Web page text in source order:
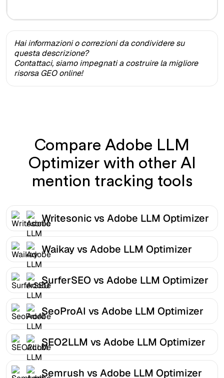
Hai informazioni o correzioni da condividere su
questa descrizione?
Contattaci, siamo impegnati a costruire la migliore
risorsa GEO online!
Compare Adobe LLM
Optimizer with other AI
mention tracking tools
Writesonic vs Adobe LLM Optimizer
Waikay vs Adobe LLM Optimizer
SurferSEO vs Adobe LLM Optimizer
SeoProAI vs Adobe LLM Optimizer
SEO2LLM vs Adobe LLM Optimizer
Semrush vs Adobe LLM Optimizer